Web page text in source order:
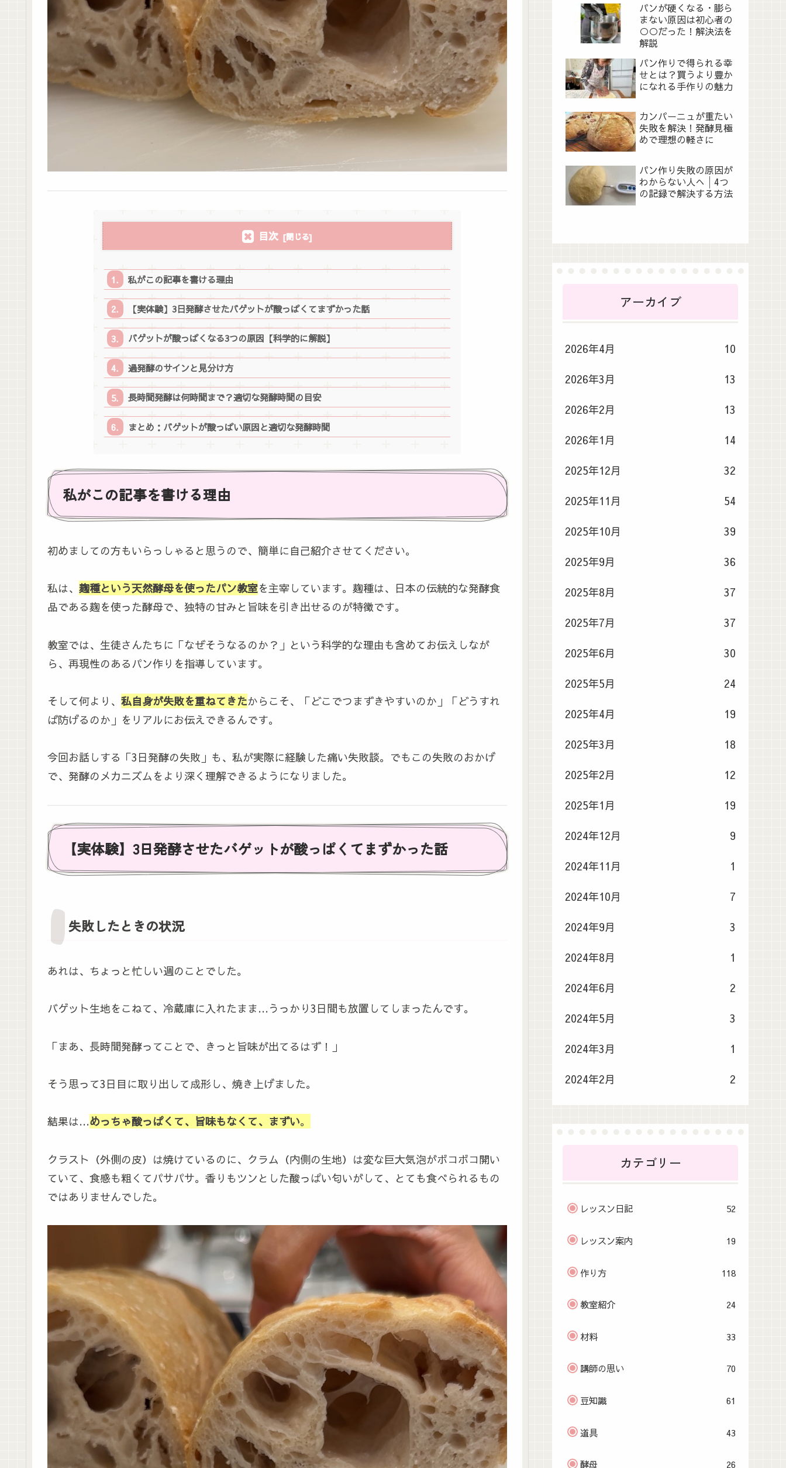
目次
私がこの記事を書ける理由
【実体験】3日発酵させたバゲットが酸っぱくてまずかった話
バゲットが酸っぱくなる3つの原因【科学的に解説】
過発酵のサインと見分け方
長時間発酵は何時間まで？適切な発酵時間の目安
まとめ：バゲットが酸っぱい原因と適切な発酵時間
私がこの記事を書ける理由
初めましての方もいらっしゃると思うので、簡単に自己紹介させてください。
私は、 麹種という天然酵母を使ったパン教室を主宰しています。麹種は、日本の伝統的な発酵食
品である麹を使った酵母で、独特の甘みと旨味を引き出せるのが特徴です。
教室では、生徒さんたちに「なぜそうなるのか？」という科学的な理由も含めてお伝えしなが
ら、再現性のあるパン作りを指導しています。
そして何より、 私自身が失敗を重ねてきたからこそ、「どこでつまずきやすいのか」「どうすれ
ば防げるのか」をリアルにお伝えできるんです。
今回お話しする「3日発酵の失敗」も、私が実際に経験した痛い失敗談。でもこの失敗のおかげ
で、発酵のメカニズムをより深く理解できるようになりました。
【実体験】3日発酵させたバゲットが酸っぱくてまずかった話
失敗したときの状況
あれは、ちょっと忙しい週のことでした。
バゲット生地をこねて、冷蔵庫に入れたまま…うっかり3日間も放置してしまったんです。
「まあ、長時間発酵ってことで、きっと旨味が出てるはず！」
そう思って3日目に取り出して成形し、焼き上げました。
結果は…めっちゃ酸っぱくて、旨味もなくて、まずい。
クラスト（外側の皮）は焼けているのに、クラム（内側の生地）は変な巨大気泡がボコボコ開い
ていて、食感も粗くてパサパサ。香りもツンとした酸っぱい匂いがして、とても食べられるもの
ではありませんでした。
パンが硬くなる・膨ら
まない原因は初心者の
○○だった！解決法を
解説
パン作りで得られる幸
せとは？買うより豊か
になれる手作りの魅力
カンパーニュが重たい
失敗を解決！発酵見極
めで理想の軽さに
パン作り失敗の原因が
わからない人へ│4つ
の記録で解決する方法
アーカイブ
2026年4月 10
2026年3月 13
2026年2月 13
2026年1月 14
2025年12月 32
2025年11月 54
2025年10月 39
2025年9月 36
2025年8月 37
2025年7月 37
2025年6月 30
2025年5月 24
2025年4月 19
2025年3月 18
2025年2月 12
2025年1月 19
2024年12月 9
2024年11月 1
2024年10月 7
2024年9月 3
2024年8月 1
2024年6月 2
2024年5月 3
2024年3月 1
2024年2月 2
カテゴリー
レッスン日記 52
レッスン案内 19
作り方 118
教室紹介 24
材料 33
講師の思い 70
豆知識 61
道具 43
酵母 26